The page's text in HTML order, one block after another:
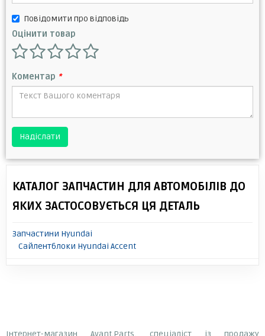
Повідомити про відповідь
Оцінити товар
Коментар *
Надіслати
КАТАЛОГ ЗАПЧАСТИН ДЛЯ АВТОМОБІЛІВ ДО
ЯКИХ ЗАСТОСОВУЄТЬСЯ ЦЯ ДЕТАЛЬ
Запчастини Hyundai
Сайлентблоки Hyundai Accent
Інтернет-магазин Avant.Parts, спеціаліст із продажу